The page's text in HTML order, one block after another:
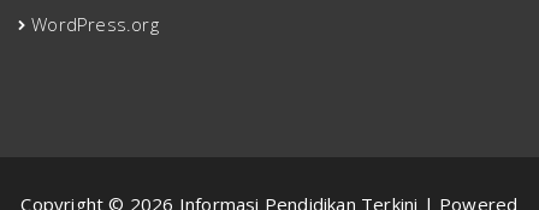
WordPress.org
Copyright © 2026 Informasi Pendidikan Terkini | Powered